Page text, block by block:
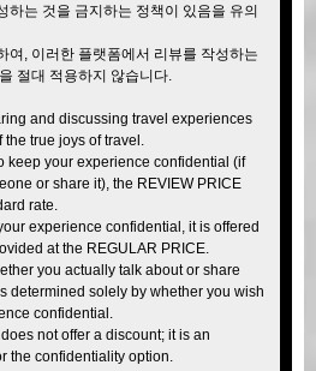
하는 것을 금지하는 정책이 있음을 유의
여, 이러한 플랫폼에서 리뷰를 작성하는
절대 적용하지 않습니다.
and discussing travel experiences
true joys of travel.
keep your experience confidential (if
or share it), the REVIEW PRICE
rate.
experience confidential, it is offered
at the REGULAR PRICE.
you actually talk about or share
determined solely by whether you wish
confidential.
not offer a discount; it is an
the confidentiality option.